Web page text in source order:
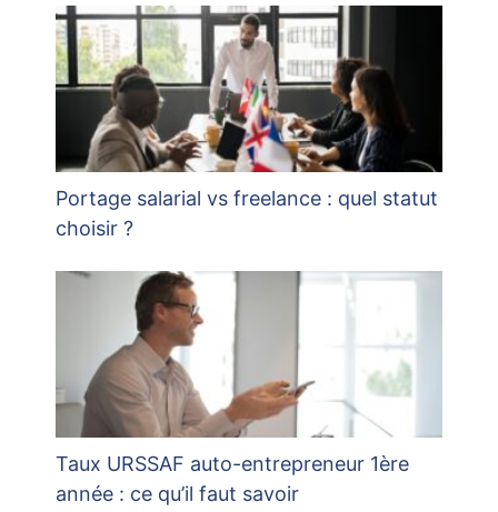
Portage salarial vs freelance : quel statut
choisir ?
Taux URSSAF auto-entrepreneur 1ère
année : ce qu’il faut savoir